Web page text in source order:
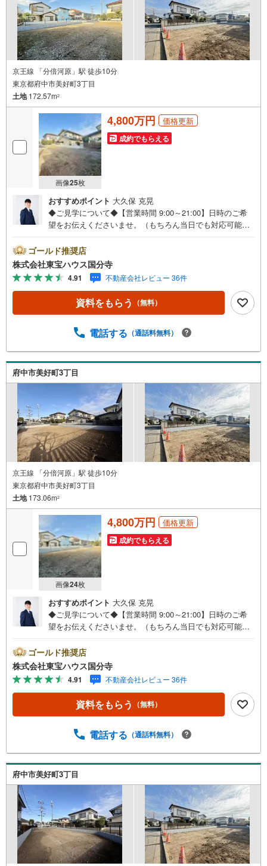
京王線 「分倍河原」駅 徒歩10分
東京都府中市美好町3丁目
土地172.57m2
画像25枚
4,800万円 価格更新
成約でもらえる
おすすめポイント 大久保 克晃
◆ご見学について◆【営業時間 9:00～21:00】日時のご希
望をお伝えくださいませ。（もちろん当日でも対応可能で
のご連絡をおすすめいたします。「室内・現地を見学す
る」ボタンよりご予約いただくと、スムーズにご案内可能
です。事前に鍵の手配や内覧準備が必要な場合がございま
すのでご了承ください。◆TOHO HOUSE CLUB◆弊社で売
買いただいたお客様はTOHO HOUSE CLUBにご加入いただ
けます。10～20、30年後のリフォーム、保険やローンの見
ご提供いたします。◆FPによるライフサポート◆専属ファ
運用・相続など幅広くアドバイスいたします。ご契約前後
を問わず、安心してご利用いただけます。◆安心の環境◆
無料駐車場、キッズスペースを完備し、ご家族でのご来店
も安心です。の体制で皆様の住まい探しをサポートいたし
ます。
ゴールド推奨店
株式会社東宝ハウス国分寺
4.91 不動産会社レビュー 36件
資料をもらう （無料）
電話する （通話料無料）
府中市美好町3丁目
京王線 「分倍河原」駅 徒歩10分
東京都府中市美好町3丁目
土地173.06m2
画像24枚
4,800万円 価格更新
成約でもらえる
おすすめポイント 大久保 克晃
◆ご見学について◆【営業時間 9:00～21:00】日時のご希
望をお伝えくださいませ。（もちろん当日でも対応可能で
のご連絡をおすすめいたします。「室内・現地を見学す
る」ボタンよりご予約いただくと、スムーズにご案内可能
です。事前に鍵の手配や内覧準備が必要な場合がございま
すのでご了承ください。◆TOHO HOUSE CLUB◆弊社で売
買いただいたお客様はTOHO HOUSE CLUBにご加入いただ
けます。10～20、30年後のリフォーム、保険やローンの見
ご提供いたします。◆FPによるライフサポート◆専属ファ
運用・相続など幅広くアドバイスいたします。ご契約前後
を問わず、安心してご利用いただけます。◆安心の環境◆
無料駐車場、キッズスペースを完備し、ご家族でのご来店
も安心です。の体制で皆様の住まい探しをサポートいたし
ます。
ゴールド推奨店
株式会社東宝ハウス国分寺
4.91 不動産会社レビュー 36件
資料をもらう （無料）
電話する （通話料無料）
府中市美好町3丁目